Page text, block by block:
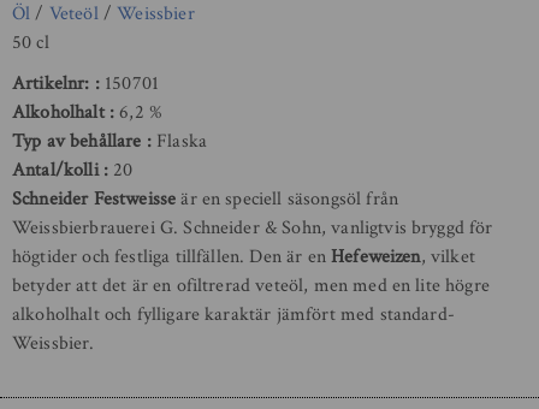
Öl/ Veteöl/Weissbier
50 cl
Artikelnr:
150701
Alkoholhalt 6,2 %
Typ av behållare
Flaska
Antal/kolli
20
Schneider Festweisseär en speciell säsongsöl från
Weissbierbrauerei G. Schneider & Sohn, vanligtvis bryggd för
högtider och festliga tillfällen. Den är enHefeweizen, vilket
betyder att det är en ofiltrerad veteöl, men med en lite högre
alkoholhalt och fylligare karaktär jämfört med standard-
Weissbier.